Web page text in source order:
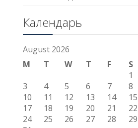
Календарь
August 2026
M
T W T F S
1
3
4 5 6 7 8
10
11 12 13 14 15
17
18 19 20 21 22
24
25 26 27 28 29